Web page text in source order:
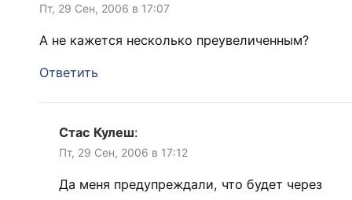
Пт, 29 Сен, 2006 в 17:07
А не кажется несколько преувеличенным?
Ответить
Стас Кулеш:
Пт, 29 Сен, 2006 в 17:12
Да меня предупреждали, что будет через